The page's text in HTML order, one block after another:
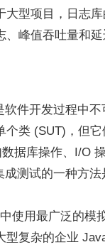
大型项目，日志
峰值吞吐量和延
件开发过程中不
个类 (SUT)，但
据库操作、I/O
测试的一种方法
使用最广泛的模
型复杂的企业